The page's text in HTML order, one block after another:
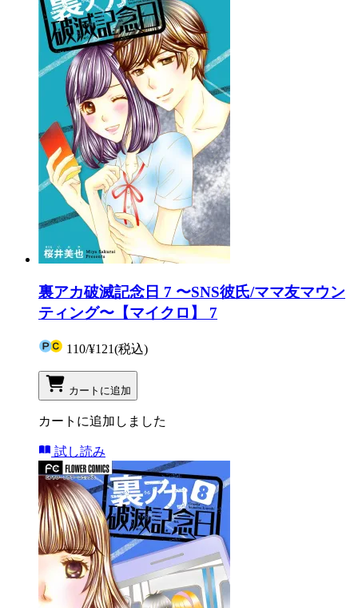
裏アカ破滅記念日 7 〜SNS彼氏/ママ友マウン
ティング〜【マイクロ】 7
110/¥121(税込)
カートに追加
カートに追加しました
試し読み